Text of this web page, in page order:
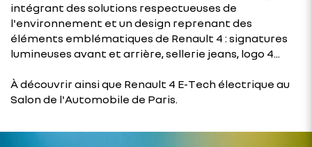
intégrant des solutions respectueuses de
l'environnement et un design reprenant des
éléments emblématiques de Renault 4 : signatures
lumineuses avant et arrière, sellerie jeans, logo 4...
À découvrir ainsi que Renault 4 E-Tech électrique au
Salon de l'Automobile de Paris.